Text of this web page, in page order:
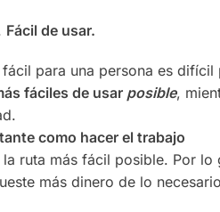
Fácil de usar.
para una persona es difícil
fáciles de usar posible,
como hacer el trabajo
ruta más fácil posible. Por lo
más dinero de lo